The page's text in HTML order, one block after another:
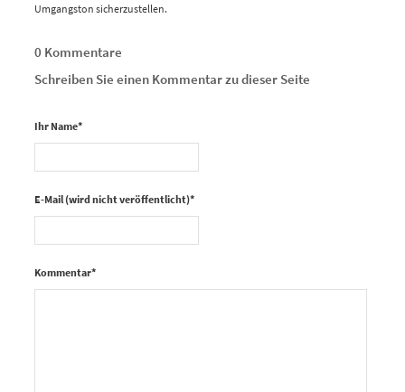
Umgangston sicherzustellen.
0 Kommentare
Schreiben Sie einen Kommentar zu dieser Seite
Ihr Name*
E-Mail (wird nicht veröffentlicht)*
Kommentar*